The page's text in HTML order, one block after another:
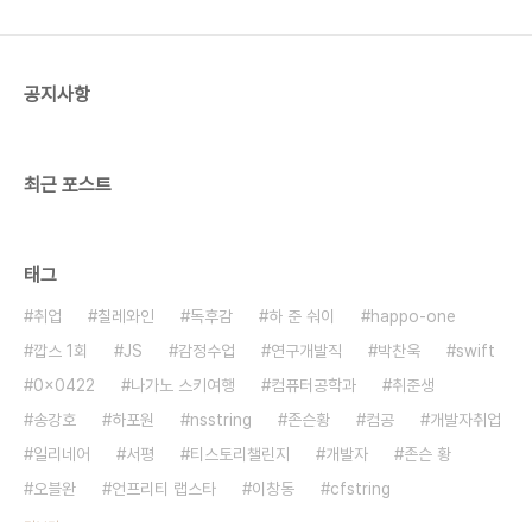
공지사항
최근 포스트
태그
취업 칠레와인 독후감 하 준 숴이
happo-one
깝스 1회
JS 감정수업 연구개발직 박찬욱
swift
0x0422
나가노 스키여행 컴퓨터공학과
취준생
송강호
하포원 nsstring 존슨황 컴공
개발자취업
일리네어
서평 티스토리챌린지 개발자
존슨 황
오블완
언프리티 랩스타 이창동 cfstring